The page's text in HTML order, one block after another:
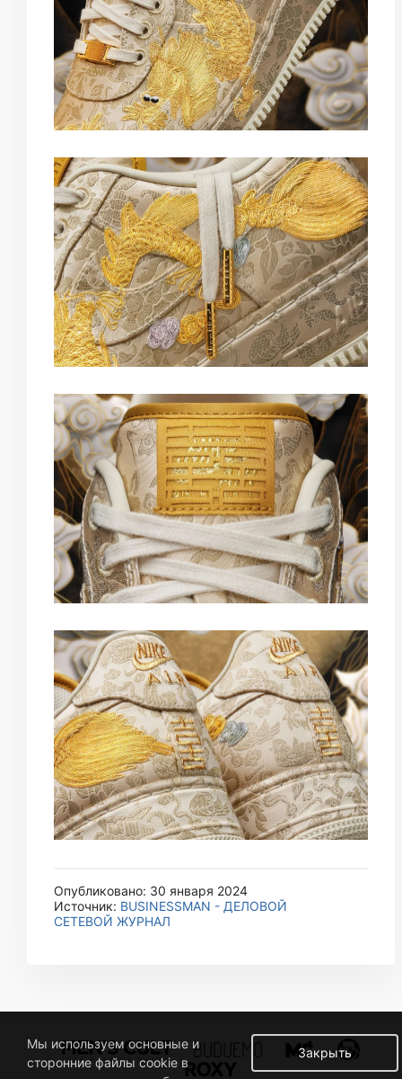
Опубликовано: 30 января 2024
Источник: BUSINESSMAN - ДЕЛОВОЙ
СЕТЕВОЙ ЖУРНАЛ
Закрыть
Мы используем основные и
сторонние файлы cookie в